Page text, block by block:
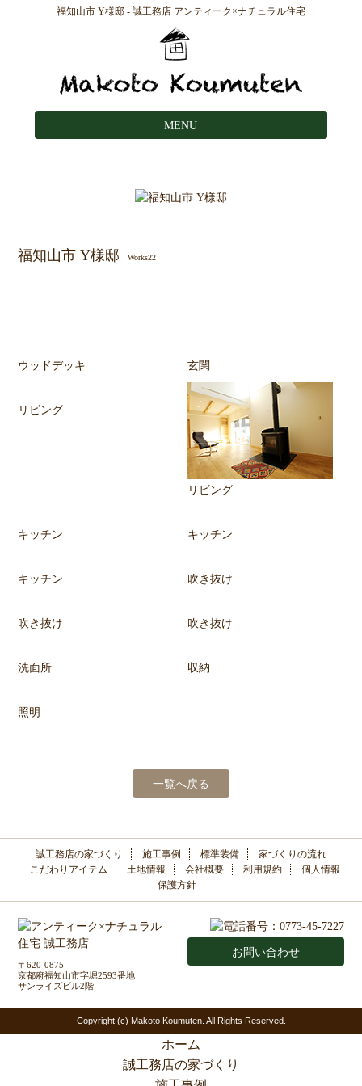
福知山市 Y様邸 - 誠工務店 アンティーク×ナチュラル住宅
MENU
福知山市 Y様邸 Works22
ウッドデッキ 玄関
リビング
リビング
キッチン キッチン
キッチン 吹き抜け
吹き抜け 吹き抜け
洗面所 収納
照明
一覧へ戻る
誠工務店の家づくり 施工事例 標準装備
家づくりの流れ
こだわりアイテム
土地情報 会社概要 利用規約
個人情報
保護方針
〒620-0875
京都府福知山市字堀2593番地
サンライズビル2階
お問い合わせ
Copyright (c) Makoto Koumuten. All Rights Reserved.
ホーム
誠工務店の家づくり